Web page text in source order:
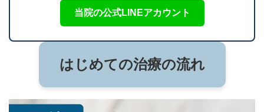
当院の公式LINEアカウント
はじめての治療の流れ